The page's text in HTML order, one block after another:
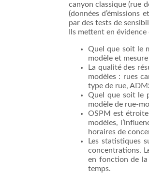
canyon classique (rue
(données d’émissions
par des tests de
Ils mettent en
Quel que soit le
modèle et
La qualité des
modèles : rues
type de rue,
Quel que soit le
modèle de rue-
OSPM est
modèles,
horaires de
Les statistiques
concentrations.
en fonction de la
temps.